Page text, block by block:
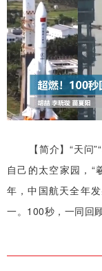
【简介】“天问
自己的太空家园，
年，中国航天全年
一。100秒，一同回